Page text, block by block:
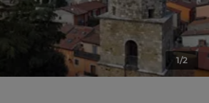
1/2